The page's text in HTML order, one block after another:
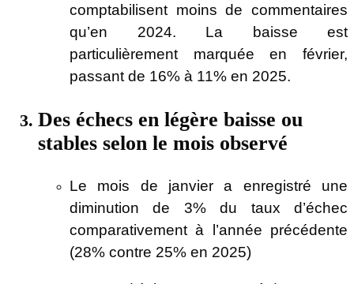
comptabilisent moins de commentaires
qu’en 2024. La baisse est
particulièrement marquée en février,
passant de 16% à 11% en 2025.
Des échecs en légère baisse ou
stables selon le mois observé
Le mois de janvier a enregistré une
diminution de 3% du taux d’échec
comparativement à l’année précédente
(28% contre 25% en 2025)